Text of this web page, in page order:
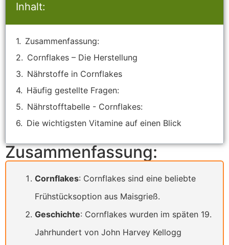
Inhalt:
Zusammenfassung:
Cornflakes – Die Herstellung
Nährstoffe in Cornflakes
Häufig gestellte Fragen:
Nährstofftabelle - Cornflakes:
Die wichtigsten Vitamine auf einen Blick
Zusammenfassung:
Cornflakes: Cornflakes sind eine beliebte
Frühstücksoption aus Maisgrieß.
Geschichte: Cornflakes wurden im späten 19.
Jahrhundert von John Harvey Kellogg